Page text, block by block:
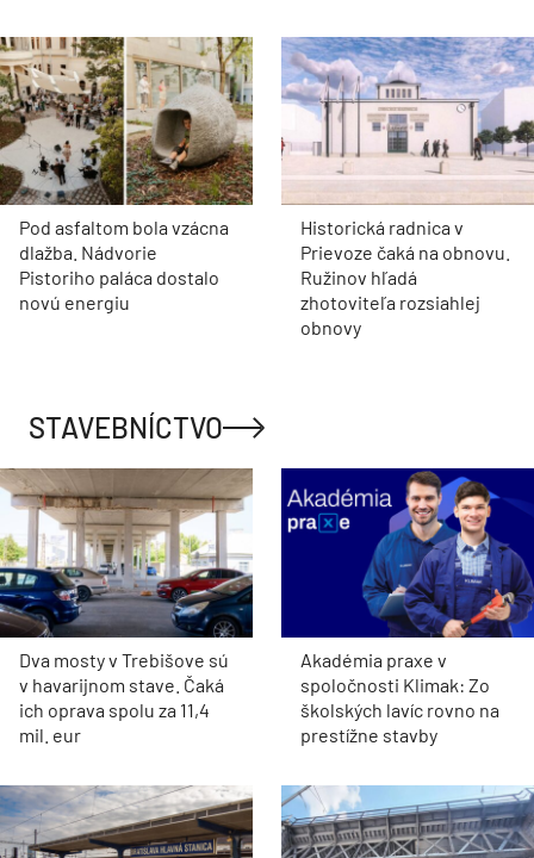
Pod asfaltom bola vzácna
dlažba. Nádvorie
Pistoriho paláca dostalo
novú energiu
Historická radnica v
Prievoze čaká na obnovu.
Ružinov hľadá
zhotoviteľa rozsiahlej
obnovy
STAVEBNÍCTVO
Dva mosty v Trebišove sú
v havarijnom stave. Čaká
ich oprava spolu za 11,4
mil. eur
Akadémia praxe v
spoločnosti Klimak: Zo
školských lavíc rovno na
prestížne stavby